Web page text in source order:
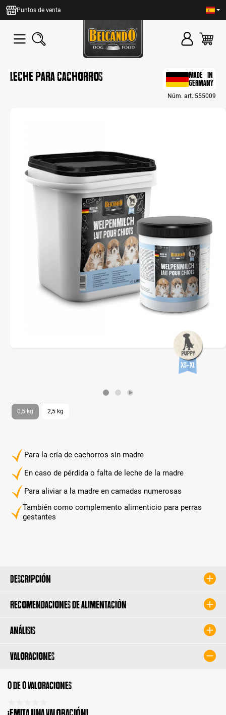
principal
Puntos de venta
Leche para cachorros
MADE IN
GERMANY
Núm. art.:555009
Para la cría de cachorros sin madre
En caso de pérdida o falta de leche de la madre
Para aliviar a la madre en camadas numerosas
También como complemento alimenticio para perras
gestantes
0,5 kg 2,5 kg
Descripción
Recomendaciones de alimentación
Análisis
Valoraciones
0 de 0 valoraciones
Calificación promedio de 0 de 5 estrellas